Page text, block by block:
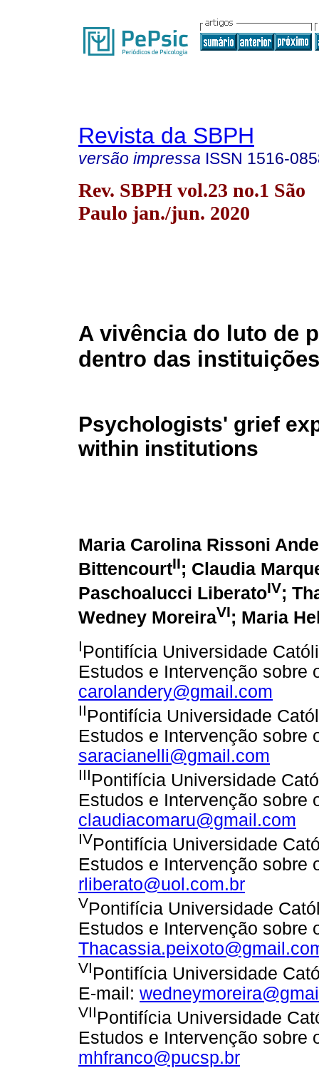
Revista da SBPH
versão impressa ISSN 1516-
Rev. SBPH vol.23 no.1 São
Paulo jan./jun. 2020
A vivência do luto de
dentro das instituições
Psychologists' grief
within institutions
Maria Carolina Rissoni
BittencourtII; Claudia
Paschoalucci LiberatoIV;
Wedney MoreiraVI; Maria
IPontifícia Universidade
Estudos e Intervenção sobre
carolandery@gmail.com
IIPontifícia Universidade
Estudos e Intervenção sobre
saracianelli@gmail.com
IIIPontifícia Universidade
Estudos e Intervenção sobre
claudiacomaru@gmail.com
IVPontifícia Universidade
Estudos e Intervenção sobre
rliberato@uol.com.br
VPontifícia Universidade
Estudos e Intervenção sobre
VIPontifícia Universidade
E-mail:
VIIPontifícia Universidade
Estudos e Intervenção sobre
mhfranco@pucsp.br